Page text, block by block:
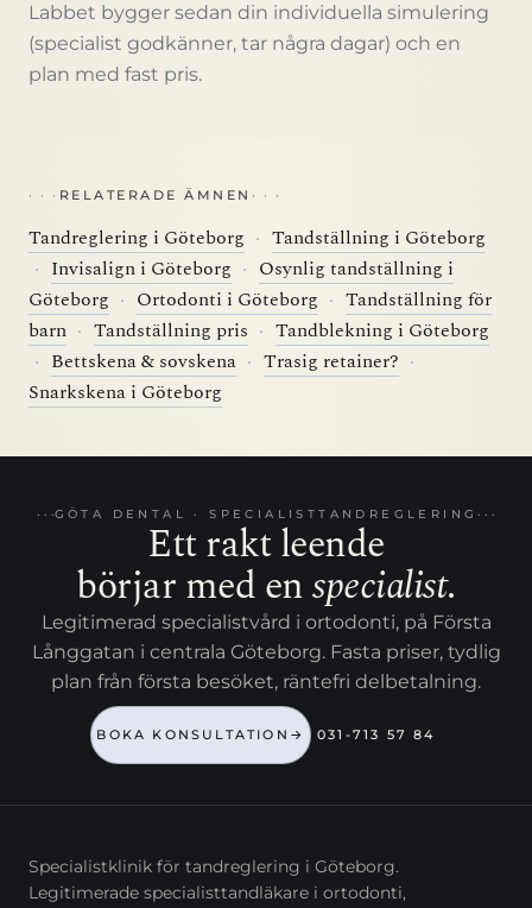
Labbet bygger sedan din individuella simulering
(specialist godkänner, tar några dagar) och en
plan med fast pris.
RELATERADE ÄMNEN
Tandreglering i Göteborg · Tandställning i Göteborg
· Invisalign i Göteborg · Osynlig tandställning i
Göteborg · Ortodonti i Göteborg · Tandställning för
barn · Tandställning pris · Tandblekning i Göteborg
· Bettskena & sovskena · Trasig retainer? ·
Snarkskena i Göteborg
GÖTA DENTAL · SPECIALISTTANDREGLERING
Ett rakt leende
börjar med enspecialist.
Legitimerad specialistvård i ortodonti, på Första
Långgatan i centrala Göteborg. Fasta priser, tydlig
plan från första besöket, räntefri delbetalning.
BOKA KONSULTATION → 031-713 57 84
Specialistklinik för tandreglering i Göteborg.
Legitimerade specialisttandläkare i ortodonti,